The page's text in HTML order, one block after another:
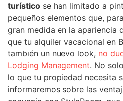
turístico se han limitado a
pequeños elementos que,
gran medida en la apariencia
que tu alquiler vacacional en
también un nuevo look, no
Lodging Management. No
lo que tu propiedad necesita
informaremos sobre las